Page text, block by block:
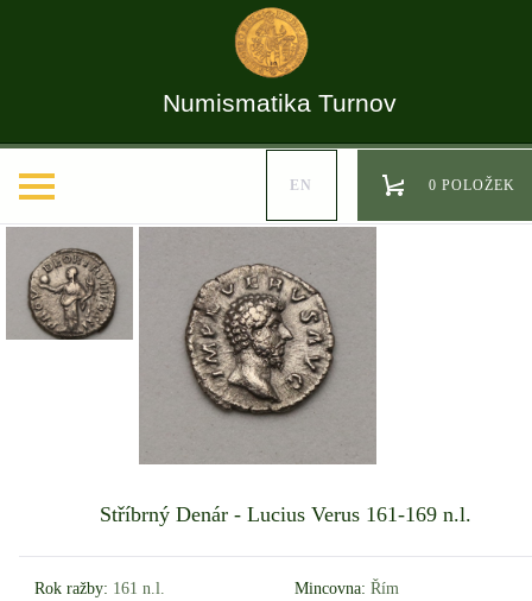
Numismatika Turnov
EN 0 POLOŽEK
Stříbrný Denár - Lucius Verus 161-169 n.l.
Rok ražby: 161 n.l. Mincovna: Řím